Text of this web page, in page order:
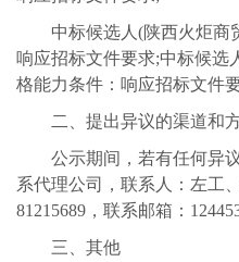
中标候选人(陕西火炬商
响应招标文件要求;中标候选
格能力条件：响应招标文件
二、提出异议的渠道和
公示期间，若有任何异
系代理公司，联系人：左工
81215689，联系邮箱：
三、其他